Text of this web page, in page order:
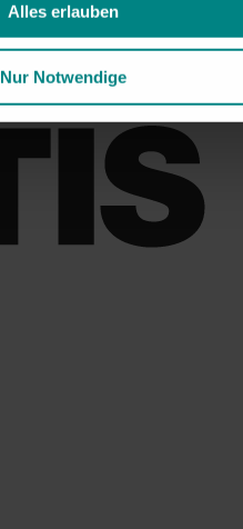
Alles erlauben
Nur Notwendige